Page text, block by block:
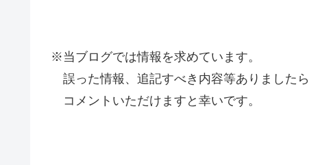
※当ブログでは情報を求めています。
誤った情報、追記すべき内容等ありました
コメントいただけますと幸いです。